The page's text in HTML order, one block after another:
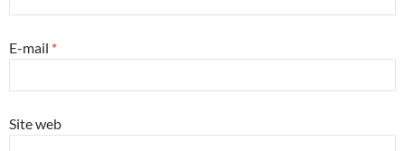
E-mail *
Site web